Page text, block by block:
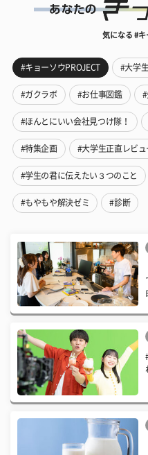
気になる #キ
#キョーソウPROJECT #大学
#ガクラボ #お仕事図鑑
#ほんとにいい会社見つけ隊！
#特集企画 #大学生正直レビュ
#学生の君に伝えたい３つのこと
#もやもや解決ゼミ #診断